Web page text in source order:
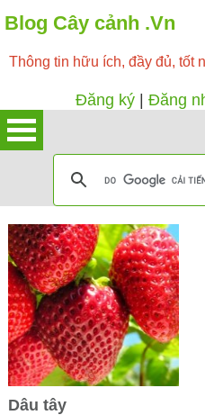
Blog Cây cảnh .Vn
Thông tin hữu ích, đầy đủ, tốt
Đăng ký Đăng
Dâu tây